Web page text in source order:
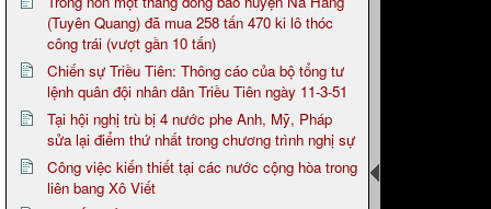
(Tuyên Quang) đã mua 258 tấn 470 ki lô thóc
công trái (vượt gần 10 tấn)
Chiến sự Triều Tiên: Thông cáo của bộ tổng tư
lệnh quân đội nhân dân Triều Tiên ngày 11-3-51
Tại hội nghị trù bị 4 nước phe Anh, Mỹ, Pháp
sửa lại điểm thứ nhất trong chương trình nghị sự
Công việc kiến thiết tại các nước cộng hòa trong
liên bang Xô Viết